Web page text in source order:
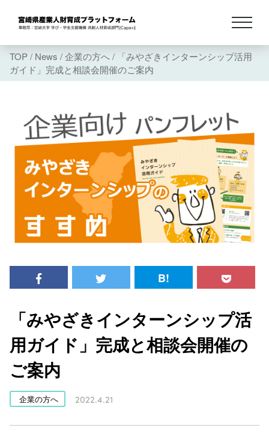
TOP/ News /企業の方へ/
「みやざきインターンシップ活用
ガイド」完成と相談会開催のご案内
B!
「みやざきインターンシップ活
用ガイド」完成と相談会開催の
ご案内
企業の方へ 2022.4.21